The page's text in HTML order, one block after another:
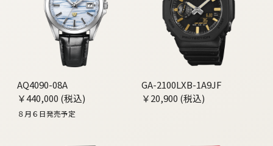
AQ4090-08A
￥440,000 (税込)
８月６日発売予定
GA-2100LXB-1A9JF
￥20,900 (税込)